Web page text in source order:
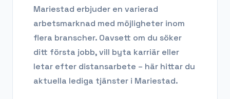
Mariestad erbjuder en varierad
arbetsmarknad med möjligheter inom
flera branscher. Oavsett om du söker
ditt första jobb, vill byta karriär eller
letar efter distansarbete – här hittar du
aktuella lediga tjänster i Mariestad.